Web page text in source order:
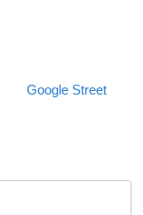
Google Street